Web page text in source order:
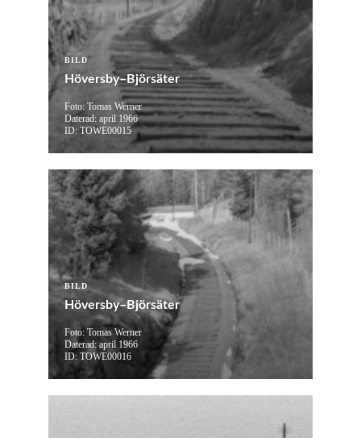
BILD
Höversby–Björsäter
Foto: Tomas Werner
Daterad: april 1966
ID: TOWE00015
BILD
Höversby–Björsäter
Foto: Tomas Werner
Daterad: april 1966
ID: TOWE00016